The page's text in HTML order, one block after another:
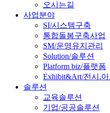
오시는길
사업분야
SI/시스템구축
통합돌봄구축사업
SM/운영유지관리
Solution/솔루션
Platform biz/플랫폼
Exhibit&Art/전시.
솔루션
교육솔루션
기업/공공솔루션